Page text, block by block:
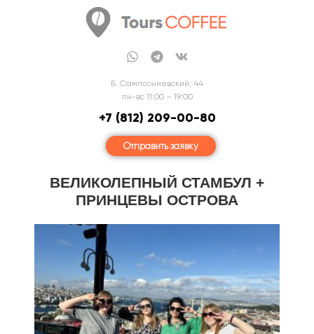
Б. Сампсониевский, 44
пн-вс 11:00 – 19:00
+7 (812) 209-00-80
Отправить заявку
ВЕЛИКОЛЕПНЫЙ СТАМБУЛ +
ПРИНЦЕВЫ ОСТРОВА